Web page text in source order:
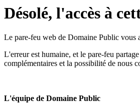
Désolé, l'accès à
Le pare-feu web de Domaine Public vous
L'erreur est humaine, et le pare-feu
complémentaires et la possibilité de nous
L'équipe de Domaine Public